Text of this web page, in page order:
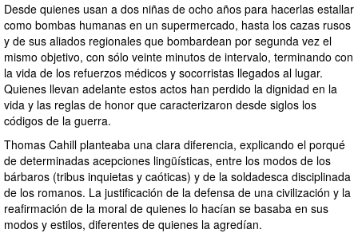
Desde quienes usan a dos niñas de ocho años para hacerlas estallar
como bombas humanas en un supermercado, hasta los cazas rusos
y de sus aliados regionales que bombardean por segunda vez el
mismo objetivo, con sólo veinte minutos de intervalo, terminando con
la vida de los refuerzos médicos y socorristas llegados al lugar.
Quienes llevan adelante estos actos han perdido la dignidad en la
vida y las reglas de honor que caracterizaron desde siglos los
códigos de la guerra.
Thomas Cahill planteaba una clara diferencia, explicando el porqué
de determinadas acepciones lingüísticas, entre los modos de los
bárbaros (tribus inquietas y caóticas) y de la soldadesca disciplinada
de los romanos. La justificación de la defensa de una civilización y la
reafirmación de la moral de quienes lo hacían se basaba en sus
modos y estilos, diferentes de quienes la agredían.